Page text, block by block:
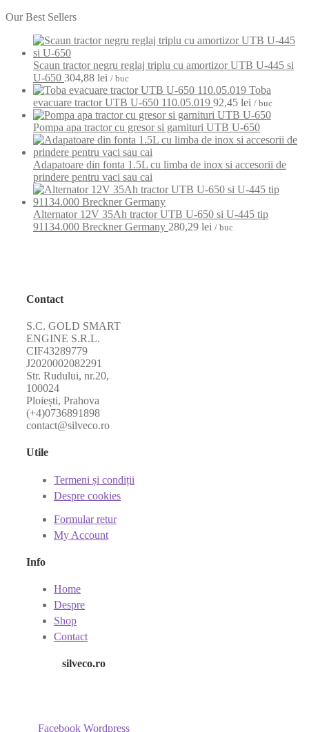
Our Best Sellers
Scaun tractor negru reglaj triplu cu amortizor UTB U-445 si
U-650 304,88 lei / buc
Toba
evacuare tractor UTB U-650 110.05.019 92,45 lei / buc
Pompa apa tractor cu gresor si garnituri UTB U-650
Adapatoare din fonta 1.5L cu limba de inox si accesorii de
prindere pentru vaci sau cai
Alternator 12V 35Ah tractor UTB U-650 si U-445 tip
91134.000 Breckner Germany 280,29 lei / buc
Contact
S.C. GOLD SMART
ENGINE S.R.L.
CIF43289779
J2020002082291
Str. Rudului, nr.20,
100024
Ploiești, Prahova
(+4)0736891898
contact@silveco.ro
Utile
Termeni și condiții
Despre cookies
Formular retur
My Account
Info
Home
Despre
Shop
Contact
silveco.ro
Facebook Wordpress